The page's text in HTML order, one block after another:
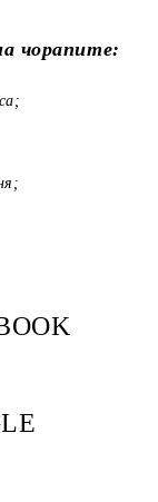
чорапите: